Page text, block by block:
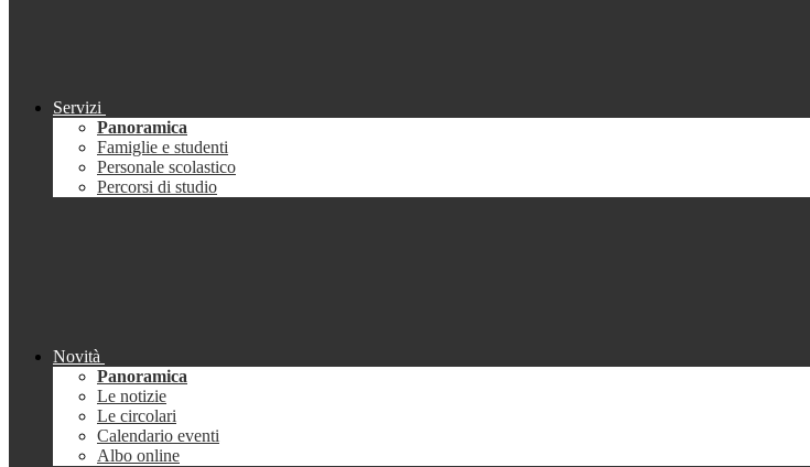
Servizi
Panoramica
Famiglie e studenti
Personale scolastico
Percorsi di studio
Novità
Panoramica
Le notizie
Le circolari
Calendario eventi
Albo online